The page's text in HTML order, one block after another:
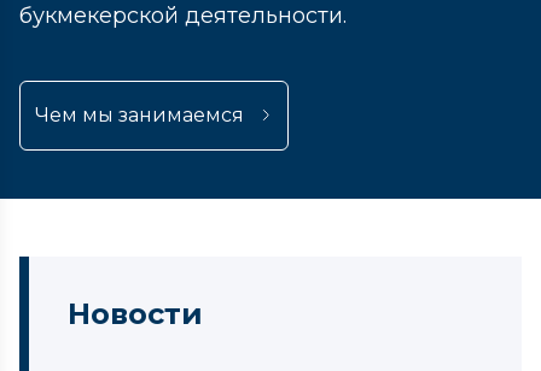
букмекерской деятельности.
Чем мы занимаемся
Новости